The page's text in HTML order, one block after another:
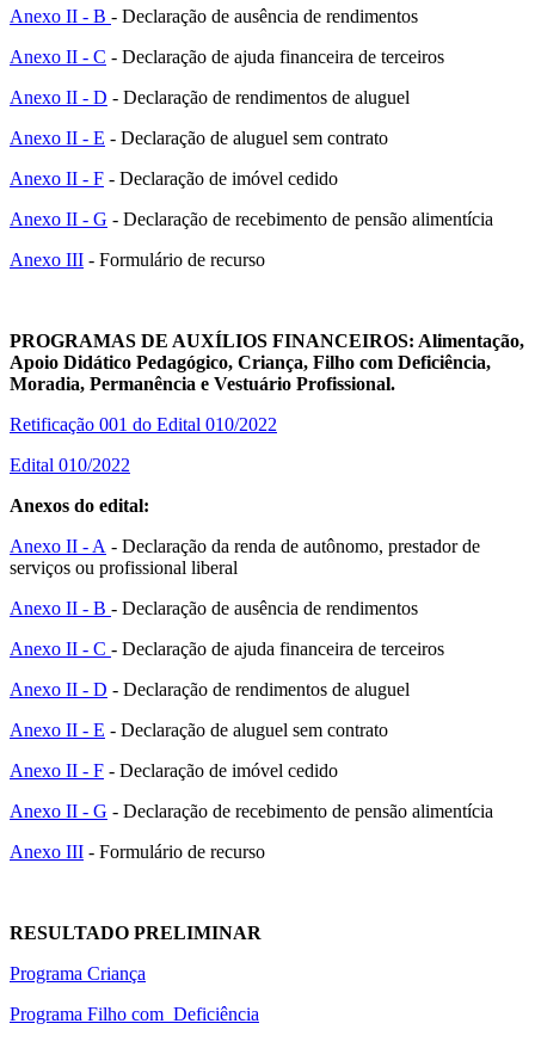
Anexo II - B - Declaração de ausência de rendimentos
Anexo II - C - Declaração de ajuda financeira de terceiros
Anexo II - D - Declaração de rendimentos de aluguel
Anexo II - E - Declaração de aluguel sem contrato
Anexo II - F - Declaração de imóvel cedido
Anexo II - G - Declaração de recebimento de pensão alimentícia
Anexo III - Formulário de recurso
PROGRAMAS DE AUXÍLIOS FINANCEIROS: Alimentação,
Apoio Didático Pedagógico, Criança, Filho com Deficiência,
Moradia, Permanência e Vestuário Profissional.
Retificação 001 do Edital 010/2022
Edital 010/2022
Anexos do edital:
Anexo II - A - Declaração da renda de autônomo, prestador de
serviços ou profissional liberal
Anexo II - B - Declaração de ausência de rendimentos
Anexo II - C - Declaração de ajuda financeira de terceiros
Anexo II - D - Declaração de rendimentos de aluguel
Anexo II - E - Declaração de aluguel sem contrato
Anexo II - F - Declaração de imóvel cedido
Anexo II - G - Declaração de recebimento de pensão alimentícia
Anexo III - Formulário de recurso
RESULTADO PRELIMINAR
Programa Criança
Programa Filho com Deficiência